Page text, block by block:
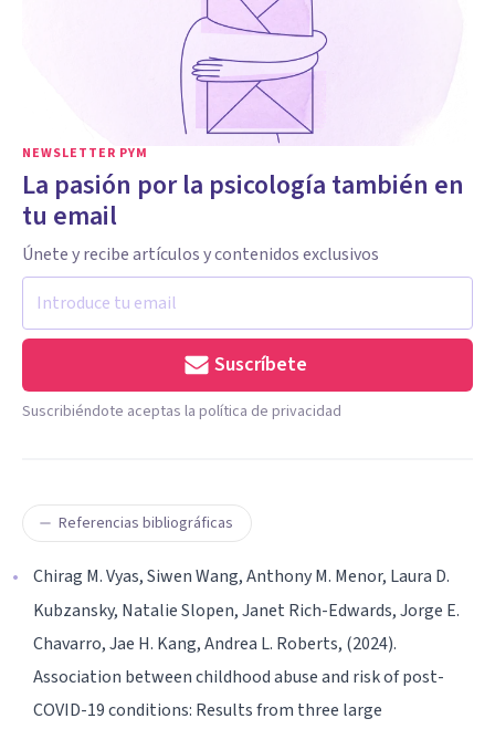
NEWSLETTER PYM
La pasión por la psicología también en
tu email
Únete y recibe artículos y contenidos exclusivos
Suscríbete
Suscribiéndote aceptas la política de privacidad
Referencias bibliográficas
Chirag M. Vyas, Siwen Wang, Anthony M. Menor, Laura D.
Kubzansky, Natalie Slopen, Janet Rich-Edwards, Jorge E.
Chavarro, Jae H. Kang, Andrea L. Roberts, (2024).
Association between childhood abuse and risk of post-
COVID-19 conditions: Results from three large